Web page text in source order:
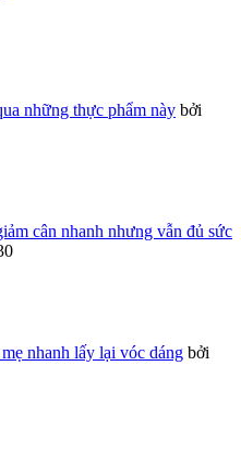
những thực phẩm này bởi
cân nhanh nhưng vẫn đủ sức
nhanh lấy lại vóc dáng bởi